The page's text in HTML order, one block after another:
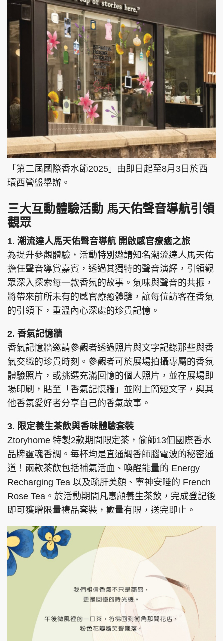
「第二屆國際香水節2025」由即日起至8月3日於西
環西營盤舉辦。
三大互動體驗活動 馬天佑聲音導航引領
觀眾
1. 潮流達人馬天佑聲音導航 開啟感官療癒之旅
為提升參觀體驗，活動特別邀請知名潮流達人馬天佑
擔任聲音導賞嘉賓，透過其獨特的聲音演繹，引領觀
眾深入探索每一款香氛的故事。氣味與聲音的共振，
將帶來前所未有的感官療癒體驗，讓每位訪客在香氣
的引領下，重溫內心深處的珍貴記憶。
2. 香氣記憶牆
香氣記憶牆邀請參觀者透過照片與文字記錄那些與香
氣交織的珍貴時刻。參觀者可於展場拍攝專屬的香氛
體驗照片，或挑選充滿回憶的個人照片，並在展場即
場印刷，貼至「香氣記憶牆」並附上簡短文字，與其
他香氛愛好者分享自己的香氣故事。
3. 限定養生茶飲與香味體驗套裝
Ztoryhome 特製2款期間限定茶，偷師13個國際香水
品牌靈魂香調。每杯均是直通調香師腦電波的秘密通
道！兩款茶飲包括補氣活血、喚醒能量的 Energy
Recharging Tea 以及疏肝美顏、寧神安睡的 French
Rose Tea。於活動期間凡惠顧養生茶飲，完成登記後
即可獲贈限量禮品套裝，數量有限，送完即止。